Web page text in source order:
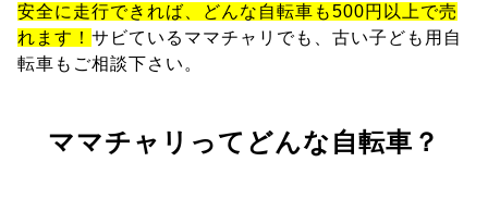
安全に走行できれば、どんな自転車も500円以上で売
れます！ サビているママチャリでも、古い子ども用自
転車もご相談下さい。
ママチャリってどんな自転車？